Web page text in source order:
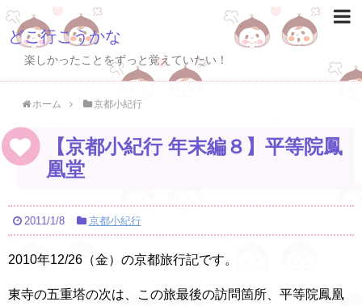
どこ行こうかな
楽しかったことをずっと覚えていたい！
ホーム 京都小紀行
【京都小紀行 年末編８】平等院鳳
凰堂
2011/1/8 京都小紀行
2010年12/26（金）の京都旅行記です。
東寺の五重塔の次は、この旅最後の訪問箇所、平等院鳳凰